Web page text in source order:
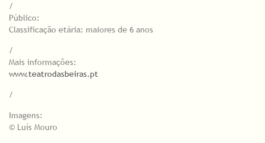
/
Público:
Classificação etária: maiores de 6 anos
/
Mais informações:
www.teatrodasbeiras.pt
/
Imagens:
© Luís Mouro